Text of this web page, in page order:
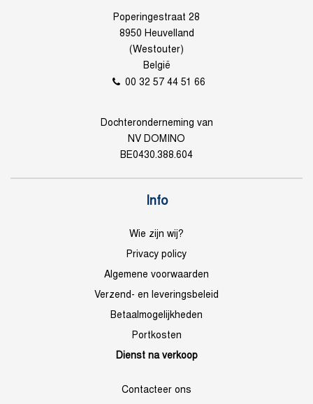
Poperingestraat 28
8950 Heuvelland
(Westouter)
België
00 32 57 44 51 66
Dochteronderneming van
NV DOMINO
BE0430.388.604
Info
Wie zijn wij?
Privacy policy
Algemene voorwaarden
Verzend- en leveringsbeleid
Betaalmogelijkheden
Portkosten
Dienst na verkoop
Contacteer ons